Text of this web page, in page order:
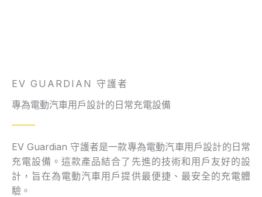
EV GUARDIAN 守護者
專為電動汽車用戶設計的日常充電設備
EV Guardian 守護者是一款專為電動汽車用戶設計的日常
充電設備。這款產品結合了先進的技術和用戶友好的設
計，旨在為電動汽車用戶提供最便捷、最安全的充電體
驗。